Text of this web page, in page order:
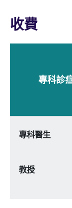
收費
專科診
專科醫生
教授